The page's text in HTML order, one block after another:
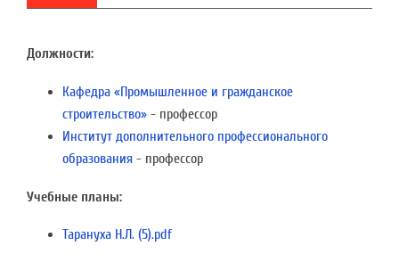
Должности:
Кафедра «Промышленное и гражданское
строительство» - профессор
Институт дополнительного профессионального
образования - профессор
Учебные планы:
Тарануха Н.Л. (5).pdf